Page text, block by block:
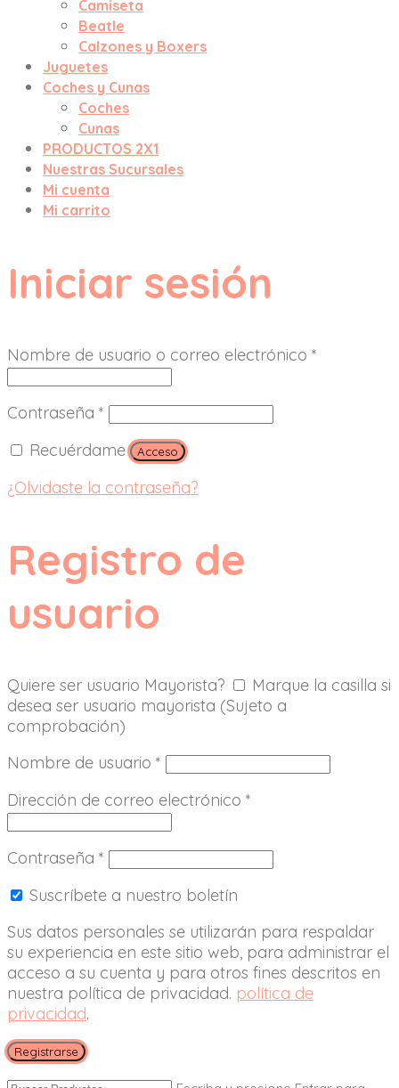
Camiseta
Beatle
Calzones y Boxers
Juguetes
Coches y Cunas
Coches
Cunas
PRODUCTOS 2X1
Nuestras Sucursales
Mi cuenta
Mi carrito
Iniciar sesión
Nombre de usuario o correo electrónico *
Contraseña *
Recuérdame
Acceso
¿Olvidaste la contraseña?
Registro de
usuario
Quiere ser usuario Mayorista?
Marque la casilla si
desea ser usuario mayorista (Sujeto a
comprobación)
Nombre de usuario *
Dirección de correo electrónico *
Contraseña *
Suscríbete a nuestro boletín
Sus datos personales se utilizarán para respaldar
su experiencia en este sitio web, para administrar el
acceso a su cuenta y para otros fines descritos en
nuestra política de privacidad. política de
privacidad.
Registrarse